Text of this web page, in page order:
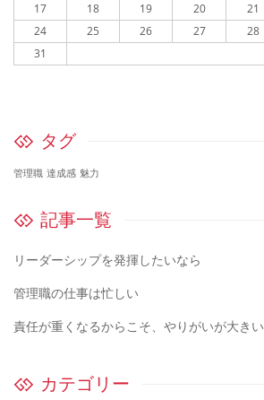
17
18 19 20 21
24
25 26 27 28
31
タグ
管理職 達成感 魅力
記事一覧
リーダーシップを発揮したいなら
管理職の仕事は忙しい
責任が重くなるからこそ、やりがいが大きい
カテゴリー